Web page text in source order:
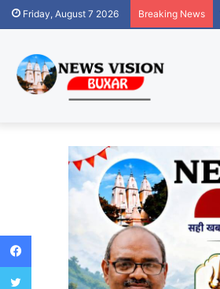
Friday, August 7 2026 Breaking News
Facebook